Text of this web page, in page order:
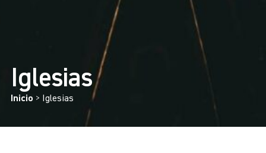
Iglesias
Inicio > Iglesias